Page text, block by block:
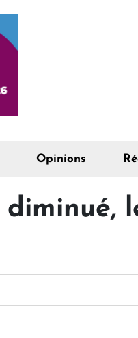
Opinions